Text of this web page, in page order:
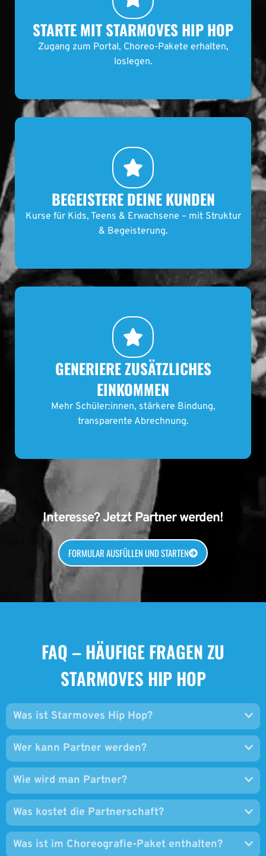
STARTE MIT STARMOVES HIP HOP
Zugang zum Portal, Choreo-Pakete erhalten,
loslegen.
BEGEISTERE DEINE KUNDEN
Kurse für Kids, Teens & Erwachsene – mit Struktur
& Begeisterung.
GENERIERE ZUSÄTZLICHES
EINKOMMEN
Mehr Schüler:innen, stärkere Bindung,
transparente Abrechnung.
Interesse? Jetzt Partner werden!
FORMULAR AUSFÜLLEN UND STARTEN
FAQ – HÄUFIGE FRAGEN ZU
STARMOVES HIP HOP
Was ist Starmoves Hip Hop?
Wer kann Partner werden?
Wie wird man Partner?
Was kostet die Partnerschaft?
Was ist im Choreografie-Paket enthalten?